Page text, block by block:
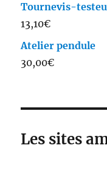
Tournevis-
13,10€
Atelier pendule
30,00€
Les sites